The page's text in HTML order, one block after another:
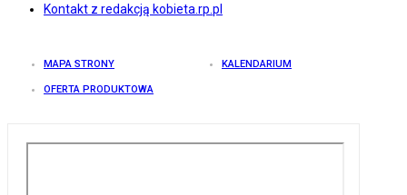
Kontakt z redakcją kobieta.rp.pl
MAPA STRONY KALENDARIUM
OFERTA PRODUKTOWA